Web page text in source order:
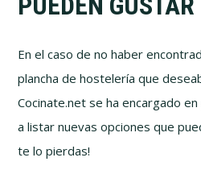
En el caso de no haber
plancha de hostelería que
Cocinate.net se ha encargado
a listar nuevas opciones que
te lo pierdas!